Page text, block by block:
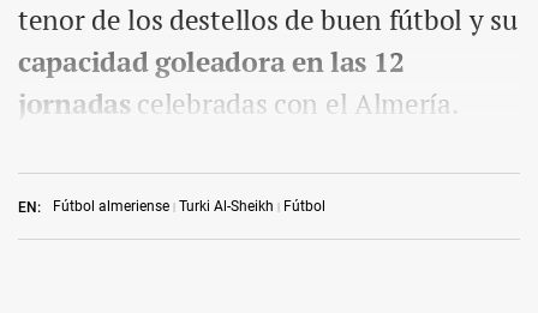
EN: Fútbol almeriense Turki Al-Sheikh Fútbol
tenor de los destellos de buen fútbol y su
capacidad goleadora en las 12
jornadas celebradas con el Almería.